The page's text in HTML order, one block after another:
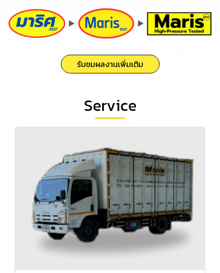
รับชมผลงานเพิ่มเติม
Service